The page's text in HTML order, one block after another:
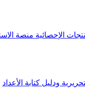
الإحصائية منصة
ودليل كتابة الأعداد